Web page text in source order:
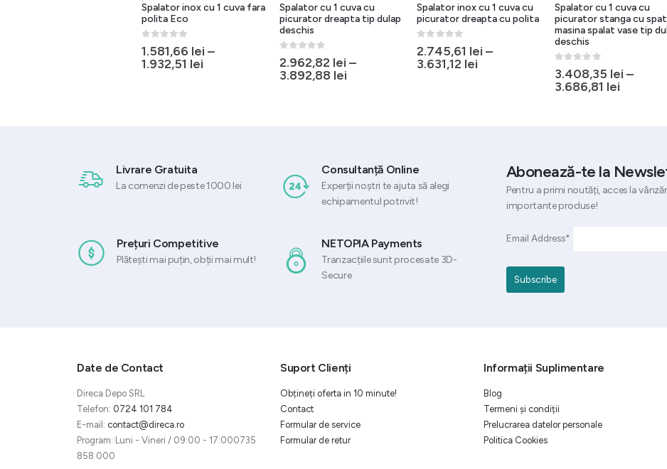
Spalator inox cu 1 cuva fara
polita Eco
0 out of 5
1.581,66 lei –
1.932,51 lei
Spalator cu 1 cuva cu
picurator dreapta tip dulap
deschis
0out of 5
2.962,82 lei –
3.892,88 lei
Spalator inox cu 1 cuva cu
picurator dreapta cu polita
0out of 5
2.745,61 lei –
3.631,12 lei
Spalator cu 1 cuva cu
picurator stanga cu
masina spalat vase tip
deschis
0out of 5
3.408,35 lei –
3.686,81 lei
Livrare Gratuita
La comenzi de peste 1000 lei
Consultanță Online
Experții noștri te ajuta să alegi
echipamentul potrivit!
Prețuri Competitive
Plătești mai puțin, obții mai mult!
NETOPIA Payments
Tranzacțiile sunt procesate 3D-
Secure
Abonează-te la
Pentru a primi noutăți, acces la
importante produse!
Email Address*
Date de Contact
Direca Depo SRL
Telefon: 0724 101 784
E-mail: contact@direca.ro
Program: Luni - Vineri / 09:00 - 17:000735
858 000
Suport Clienți
Obțineți oferta in 10 minute!
Contact
Formular de service
Formular de retur
Informații Suplimentare
Blog
Termeni și condiții
Prelucrarea datelor personale
Politica Cookies